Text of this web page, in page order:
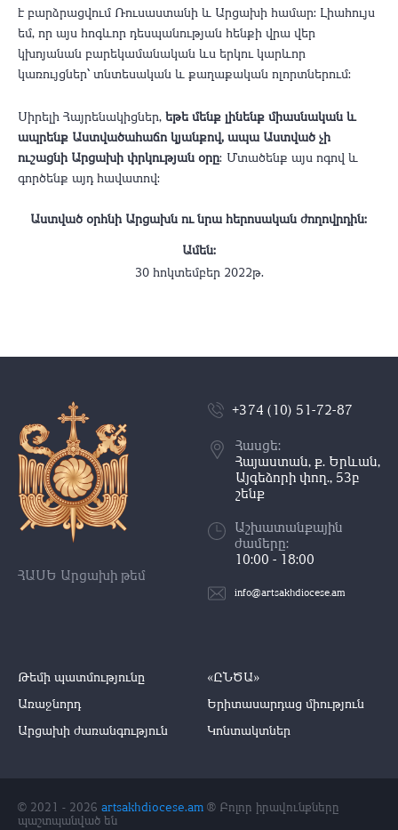
է բարձրացվում Ռուսաստանի և Արցախի համար: Լիահույս
եմ, որ այս հոգևոր դեսպանության հենքի վրա վեր
կխոյանան բարեկամանական ևս երկու կարևոր
կառույցներ՝ տնտեսական և քաղաքական ոլորտներում:
​Սիրելի Հայրենակիցներ, եթե մենք լինենք միասնական և
ապրենք Աստվածահաճո կյանքով, ապա Աստված չի
ուշացնի Արցախի փրկության օրը։ Մտածենք այս ոգով և
գործենք այդ հավատով:
Աստված օրհնի Արցախն ու նրա հերոսական ժողովրդին։
Ամեն:
30 հոկտեմբեր 2022թ.
ՀԱՍԵ Արցախի թեմ
Թեմի պատմությունը
Առաջնորդ
Արցախի ժառանգություն
«ԸՆԾԱ»
Երիտասարդաց միություն
Կոնտակտներ
+374 (10) 51-72-87
Հասցե:
Հայաստան, ք. Երևան,
Այգեձորի փող., 53բ
շենք
Աշխատանքային
ժամերը:
10:00 - 18:00
info@artsakhdiocese.am
© 2021 - 2026 artsakhdiocese.am ® Բոլոր իրավունքները
պաշտպանված են